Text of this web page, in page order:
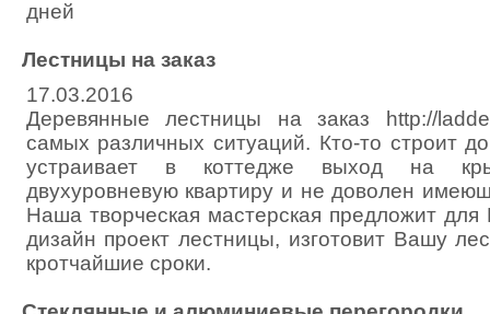
дней
Лестницы на заказ
17.03.2016
Деревянные лестницы на заказ http://
самых различных ситуаций. Кто-то строит
устраивает в коттедже выход на
двухуровневую квартиру и не доволен
Наша творческая мастерская предложит
дизайн проект лестницы, изготовит Вашу
кротчайшие сроки.